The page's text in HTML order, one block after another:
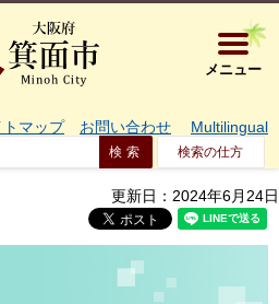
大阪府箕
メニュー
トマップ お問い合わせ Multilingual
検索の仕方
更新日：2024年6月24日